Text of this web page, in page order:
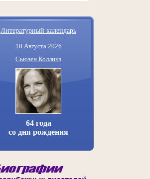
Литературный календарь
10 Августа 2026
Сьюзен Коллинз
64 года
со дня рождения